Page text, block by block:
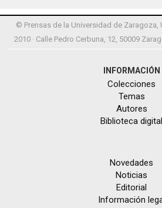
© Prensas de la Universidad de Zaragoza,
2010 · Calle Pedro Cerbuna, 12, 50009
INFORMACIÓN
Colecciones
Temas
Autores
Biblioteca digital
Novedades
Noticias
Editorial
Información